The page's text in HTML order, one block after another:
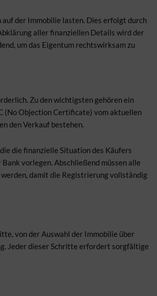
auf der Immobilie lasten. Dies erfolgt durch
aller finanziellen Details wird der
um das Eigentum rechtswirksam zu
Zu den wichtigsten gehören ein
(No Objection Certificate) vom aktuellen
den Verkauf bestehen.
die finanzielle Situation des Käufers
vorlegen. Abschließend müssen alle
damit die Registrierung vollständig
von der Auswahl der Immobilie über
Jeder dieser Schritte erfordert sorgfältige